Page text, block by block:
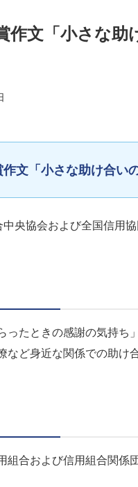
作文「小さな助
文「小さな助け合い
央協会および全国信用
ったときの感謝の気持
など身近な関係での助け
組合および信用組合関係